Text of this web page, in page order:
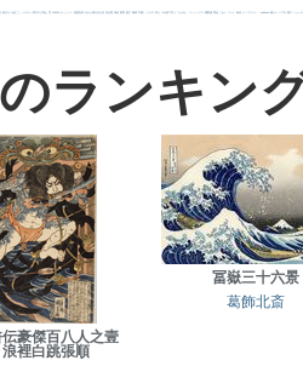
奥行き 火起こし シスター 東方の三博士 114514 かっこいい 受胎告知 天から覗き込む顔 設計図 挿絵 群衆 親子 裸婦 可愛い ピサロ ＃名画で学ぶ「たるみ」 ニーソックス 躍動感 黄色 こわい コート 畦道 レンブラント・ sekkusu 暖かい バブみ 靴下 ショッ
ランキン
豪傑百八人之壹
浪裡白跳張順
冨嶽三十六景
葛飾北斎